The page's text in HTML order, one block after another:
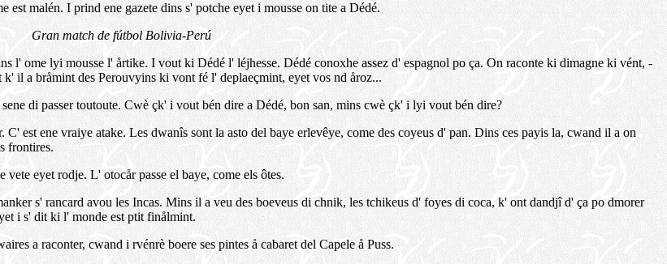
malén. I prind ene gazete dins s' potche eyet i mousse on tite a Dédé.
Gran match de fútbol Bolivia-Perú
ome lyi mousse l' årtike. I vout ki Dédé l' léjhesse. Dédé conoxhe assez d' espagnol po ça. On raconte ki dimagne ki vént, -
il a bråmint des Perouvyins ki vont fé l' deplaeçmint, eyet vos nd åroz...
di passer toutoute. Cwè çk' i vout bén dire a Dédé, bon san, mins cwè çk' i lyi vout bén dire?
est ene vraiye atake. Les dwanîs sont la asto del baye erlevêye, come des coyeus d' pan. Dins ces payis la, cwand il a on
frontires.
eyet rodje. L' otocår passe el baye, come els ôtes.
s' rancard avou les Incas. Mins il a veu des boeveus di chnik, les tchikeus d' foyes di coca, k' ont dandjî d' ça po dmorer
i s' dit ki l' monde est ptit finålmint.
a raconter, cwand i rvénrè boere ses pintes å cabaret del Capele å Puss.